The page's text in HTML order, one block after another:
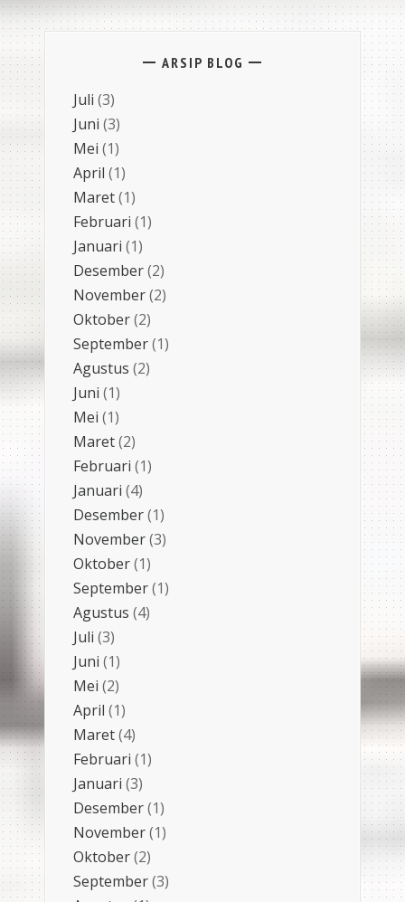
ARSIP BLOG
Juli (3)
Juni (3)
Mei (1)
April (1)
Maret(1)
Februari (1)
Januari (1)
Desember(2)
November(2)
Oktober(2)
September(1)
Agustus (2)
Juni (1)
Mei (1)
Maret(2)
Februari (1)
Januari (4)
Desember(1)
November(3)
Oktober(1)
September(1)
Agustus (4)
Juli (3)
Juni (1)
Mei (2)
April (1)
Maret(4)
Februari (1)
Januari (3)
Desember(1)
November(1)
Oktober(2)
September(3)